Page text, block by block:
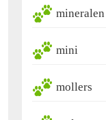
mineralen
mini
mollers